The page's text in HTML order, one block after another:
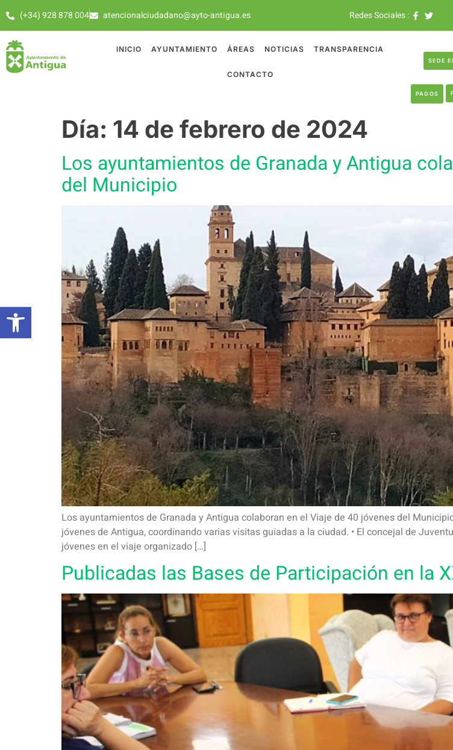
(+34) 928 878 004 atencionalciudadano@ayto-antigua.es Redes Sociales :
INICIO AYUNTAMIENTO ÁREAS NOTICIAS TRANSPARENCIA
CONTACTO
SEDE
PAGOS
Día: 14 de febrero de 2024
Los ayuntamientos de Granada y Antigua
del Municipio
Los ayuntamientos de Granada y Antigua colaboran en el Viaje de 40 jóvenes del
jóvenes de Antigua, coordinando varias visitas guiadas a la ciudad. • El concejal de
jóvenes en el viaje organizado […]
Publicadas las Bases de Participación en la
Abrir barra de herramientas